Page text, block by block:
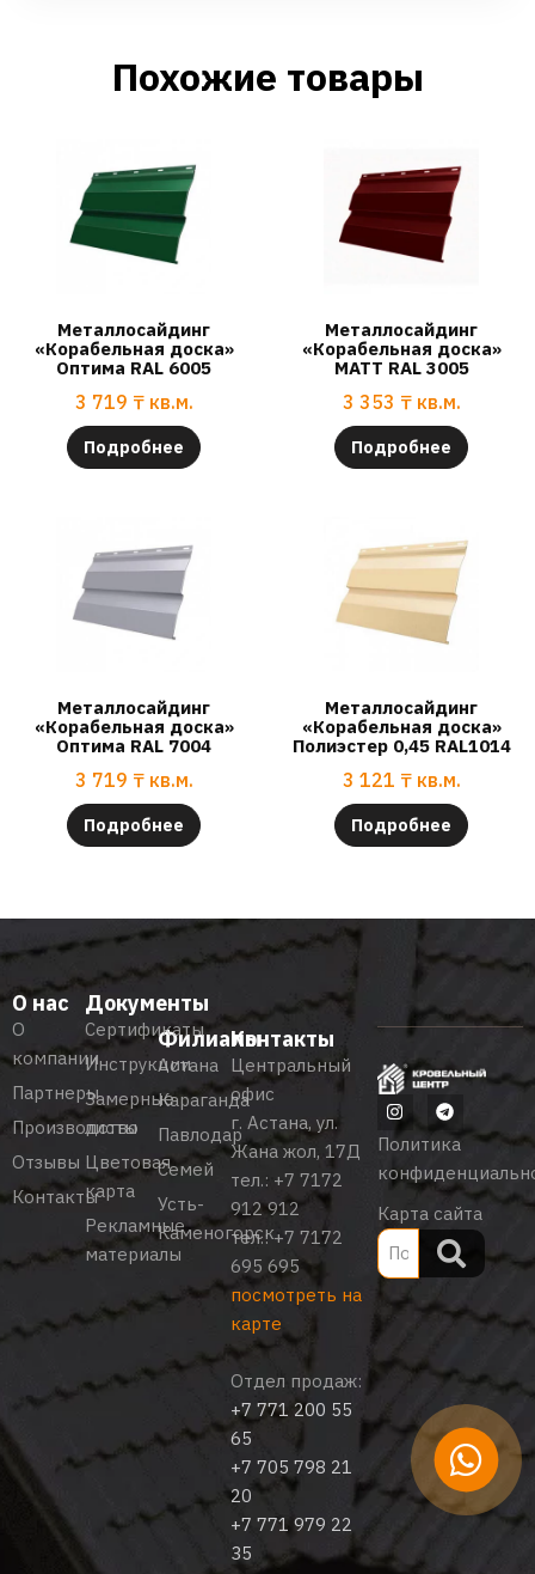
Похожие товары
Металлосайдинг
«Корабельная доска»
Оптима RAL 6005
3 719 ₸ кв.м.
Подробнее
Металлосайдинг
«Корабельная доска»
МАТТ RAL 3005
3 353 ₸ кв.м.
Подробнее
Металлосайдинг
«Корабельная доска»
Оптима RAL 7004
3 719 ₸ кв.м.
Подробнее
Металлосайдинг
«Корабельная доска»
Полиэстер 0,45 RAL1014
3 121 ₸ кв.м.
Подробнее
О нас
О
компании
Партнеры
Производство
Отзывы
Контакты
Документы
Сертификаты
Инструкции
Замерные
листы
Цветовая
карта
Рекламные
материалы
Филиалы
Астана
Караганда
Павлодар
Семей
Усть-
Каменогорск
Контакты
Центральный
офис
г. Астана, ул.
Жана жол, 17Д
тел.: +7 7172
912 912
тел.:+7 7172
695 695
посмотреть на
карте
Отдел продаж:
+7 771 200 55
65
+7 705 798 21
20
+7 771 979 22
35
Политика
Карта сайта